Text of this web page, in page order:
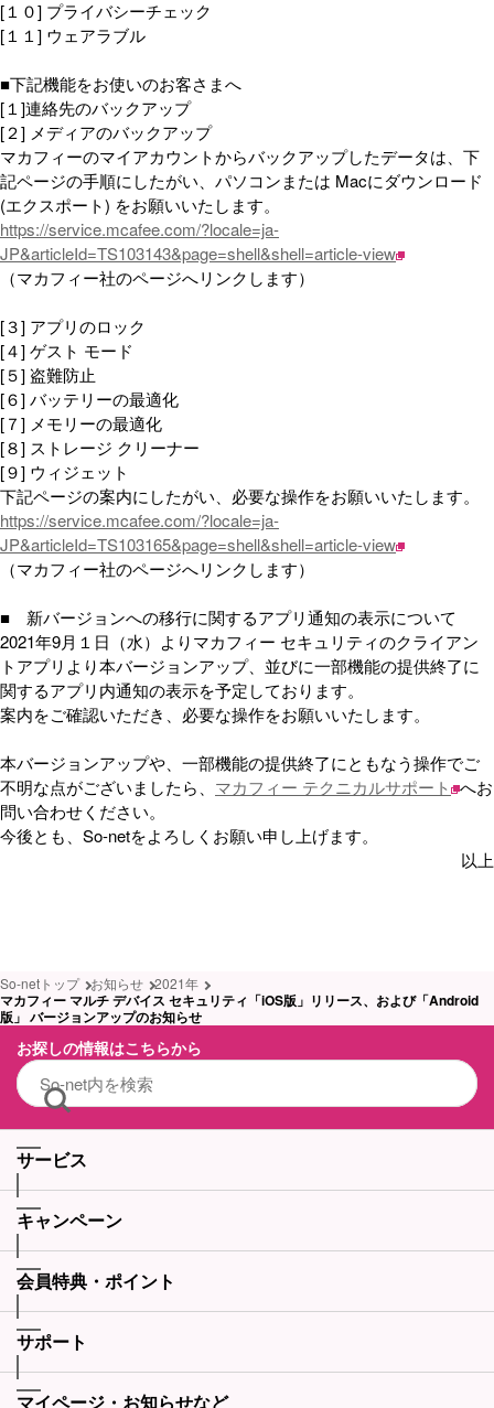
[１０] プライバシーチェック
[１１] ウェアラブル
■下記機能をお使いのお客さまへ
[１]連絡先のバックアップ
[２] メディアのバックアップ
マカフィーのマイアカウントからバックアップしたデータは、下
記ページの手順にしたがい、パソコンまたは Macにダウンロード
(エクスポート) をお願いいたします。
https://service.mcafee.com/?locale=ja-
JP&articleId=TS103143&page=shell&shell=article-view
（マカフィー社のページへリンクします）
[３] アプリのロック
[４] ゲスト モード
[５] 盗難防止
[６] バッテリーの最適化
[７] メモリーの最適化
[８] ストレージ クリーナー
[９] ウィジェット
下記ページの案内にしたがい、必要な操作をお願いいたします。
https://service.mcafee.com/?locale=ja-
JP&articleId=TS103165&page=shell&shell=article-view
（マカフィー社のページへリンクします）
■ 新バージョンへの移行に関するアプリ通知の表示について
2021年9月１日（水）よりマカフィー セキュリティのクライアン
トアプリより本バージョンアップ、並びに一部機能の提供終了に
関するアプリ内通知の表示を予定しております。
案内をご確認いただき、必要な操作をお願いいたします。
本バージョンアップや、一部機能の提供終了にともなう操作でご
不明な点がございましたら、 マカフィー テクニカルサポート へお
問い合わせください。
今後とも、So-netをよろしくお願い申し上げます。
以上
So-netトップ お知らせ 2021年
マカフィー マルチ デバイス セキュリティ「iOS版」リリース、および「Android
版」 バージョンアップのお知らせ
お探しの情報はこちらから
サービス
キャンペーン
会員特典・ポイント
サポート
マイページ・お知らせなど